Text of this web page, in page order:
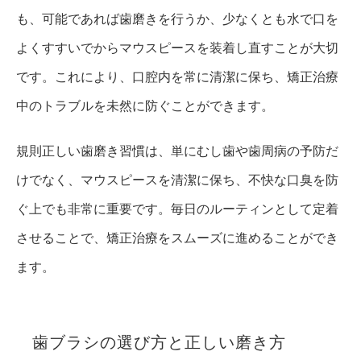
も、可能であれば歯磨きを行うか、少なくとも水で口を
よくすすいでからマウスピースを装着し直すことが大切
です。これにより、口腔内を常に清潔に保ち、矯正治療
中のトラブルを未然に防ぐことができます。
規則正しい歯磨き習慣は、単にむし歯や歯周病の予防だ
けでなく、マウスピースを清潔に保ち、不快な口臭を防
ぐ上でも非常に重要です。毎日のルーティンとして定着
させることで、矯正治療をスムーズに進めることができ
ます。
歯ブラシの選び方と正しい磨き方